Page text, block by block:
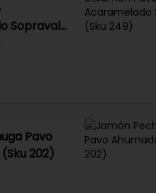
Sopraval
Pavo
202)